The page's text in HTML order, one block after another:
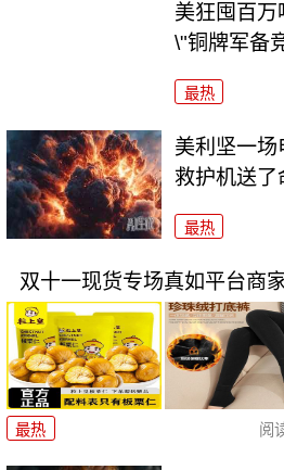
美狂囤百万
\"铜牌军备
最热
美利坚一场
救护机送了
最热
双十一现货专场真如平台商
最热 阅